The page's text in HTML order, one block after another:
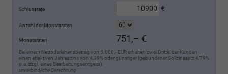
Schlussrate €
Anzahl der Monatsraten
Monatsraten 751,– €
Bei einem Nettodarlehensbetrag von 5.000,- EUR erhalten zwei Drittel der Kunden
einen effektiven Jahreszins von 4,99% oder günstiger (gebundener Sollzinssatz 4,79%
p.a. zzgl. eines Bearbeitungsentgelts).
unverbindliche Berechnung